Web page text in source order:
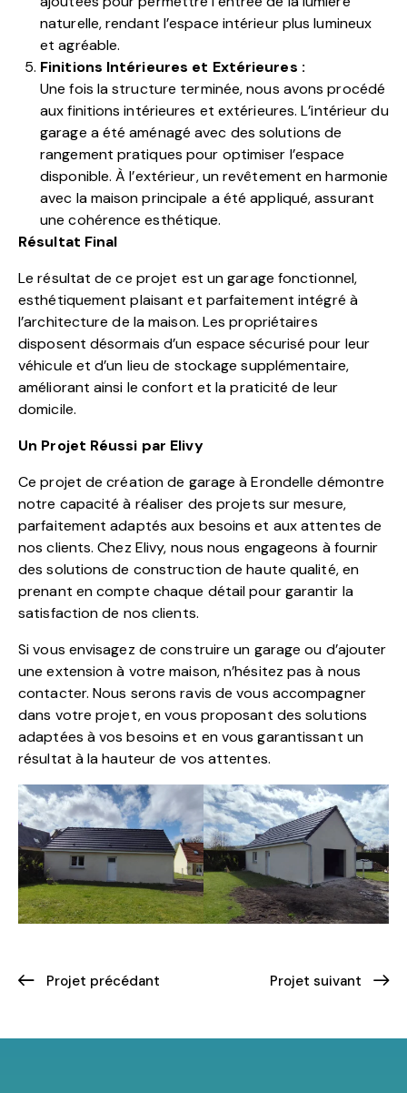
naturelle, rendant l’espace intérieur plus lumineux
et agréable.
Finitions Intérieures et Extérieures :
Une fois la structure terminée, nous avons procédé
aux finitions intérieures et extérieures. L’intérieur du
garage a été aménagé avec des solutions de
rangement pratiques pour optimiser l’espace
disponible. À l’extérieur, un revêtement en harmonie
avec la maison principale a été appliqué, assurant
une cohérence esthétique.
Résultat Final
Le résultat de ce projet est un garage fonctionnel,
esthétiquement plaisant et parfaitement intégré à
l’architecture de la maison. Les propriétaires
disposent désormais d’un espace sécurisé pour leur
véhicule et d’un lieu de stockage supplémentaire,
améliorant ainsi le confort et la praticité de leur
domicile.
Un Projet Réussi par Elivy
Ce projet de création de garage à Erondelle démontre
notre capacité à réaliser des projets sur mesure,
parfaitement adaptés aux besoins et aux attentes de
nos clients. Chez Elivy, nous nous engageons à fournir
des solutions de construction de haute qualité, en
prenant en compte chaque détail pour garantir la
satisfaction de nos clients.
Si vous envisagez de construire un garage ou d’ajouter
une extension à votre maison, n’hésitez pas à nous
contacter. Nous serons ravis de vous accompagner
dans votre projet, en vous proposant des solutions
adaptées à vos besoins et en vous garantissant un
résultat à la hauteur de vos attentes.
Projet précédant Projet suivant